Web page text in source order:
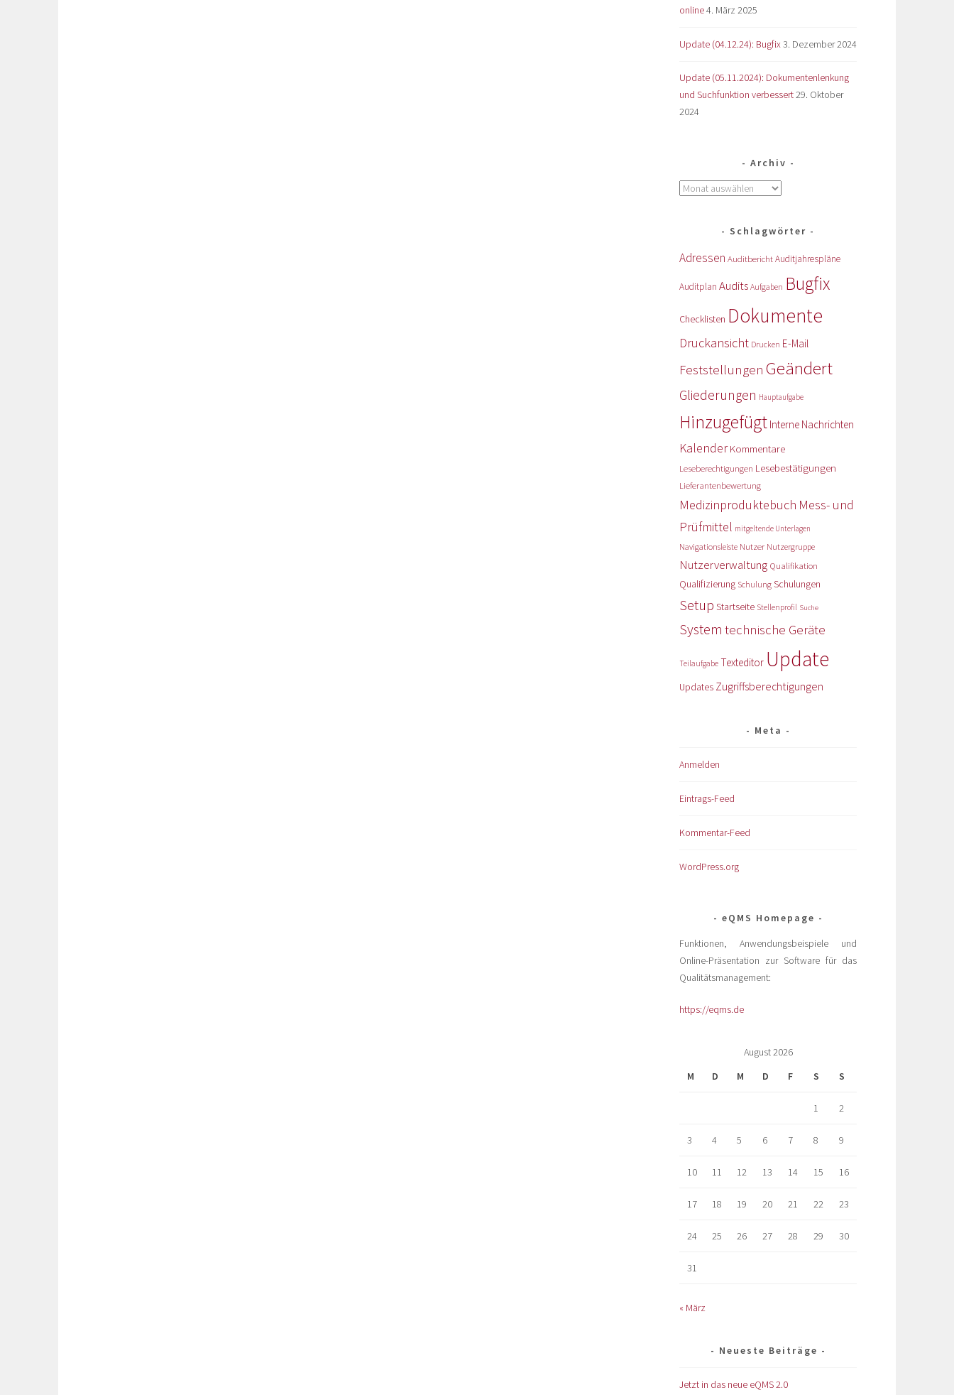
online4. März 2025
Update (04.12.24): Bugfix 3. Dezember 2024
Update (05.11.2024): Dokumentenlenkung
und Suchfunktion verbessert29. Oktober
2024
Archiv
Schlagwörter
Adressen AuditberichtAuditjahrespläne
Auditplan Audits Aufgaben Bugfix
Checklisten Dokumente
Druckansicht Drucken E-Mail
Feststellungen Geändert
Gliederungen Hauptaufgabe
Hinzugefügt Interne Nachrichten
Kalender Kommentare
Leseberechtigungen Lesebestätigungen
Lieferantenbewertung
Medizinproduktebuch Mess- und
Prüfmittel mitgeltende Unterlagen
Navigationsleiste Nutzer Nutzergruppe
Nutzerverwaltung Qualifikation
Qualifizierung Schulung Schulungen
Setup Startseite Stellenprofil Suche
System technische Geräte
Teilaufgabe Texteditor Update
Updates Zugriffsberechtigungen
Meta
Anmelden
Eintrags-Feed
Kommentar-Feed
WordPress.org
eQMS Homepage
Funktionen, Anwendungsbeispiele und
Online-Präsentation zur Software für das
Qualitätsmanagement:
https://eqms.de
August 2026
M
D M D F S S
1 2
3 4 5 6 7 8 9
10 11 12 13 14 15 16
17 18 19 20 21 22 23
24 25 26 27 28 29 30
31
« März
Neueste Beiträge
Jetzt in das neue eQMS 2.0